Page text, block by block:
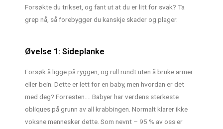
Forsøkte du trikset, og fant ut at du er litt for svak? Ta
grep nå, så forebygger du kanskje skader og plager.
Øvelse 1: Sideplanke
Forsøk å ligge på ryggen, og rull rundt uten å bruke armer
eller bein. Dette er lett for en baby, men hvordan er det
med deg? Forresten…. Babyer har verdens sterkeste
obliques på grunn av all krabbingen. Normalt klarer ikke
voksne mennesker dette. Som nevnt – 95 % av oss er